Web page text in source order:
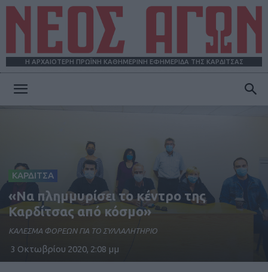
Η ΑΡΧΑΙΟΤΕΡΗ ΠΡΩΪΝΗ ΚΑΘΗΜΕΡΙΝΗ ΕΦΗΜΕΡΙΔΑ ΤΗΣ ΚΑΡΔΙΤΣΑΣ
ΚΑΡΔΙΤΣΑ
«Να πλημμυρίσει το κέντρο της
Καρδίτσας από κόσμο»
KAΛΕΣΜΑ ΦΟΡΕΩΝ ΓΙΑ ΤΟ ΣΥΛΛΑΛΗΤΗΡΙΟ
3 Οκτωβρίου 2020, 2:08 μμ